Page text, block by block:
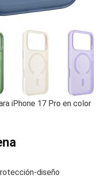
iPhone 17 Pro en color
diseño